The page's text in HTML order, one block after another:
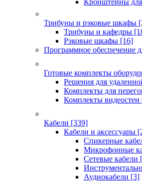
Кронштейны
Трибуны и рэковые шкафы
Трибуны и кафедры
Рэковые шкафы [16]
Программное обеспечение
Готовые комплекты
Решения для
Комплекты для
Комплекты видеостен
Кабели [339]
Кабели и аксессуары
Спикерные
Микрофонные
Сетевые кабели
Аудиокабели [3]